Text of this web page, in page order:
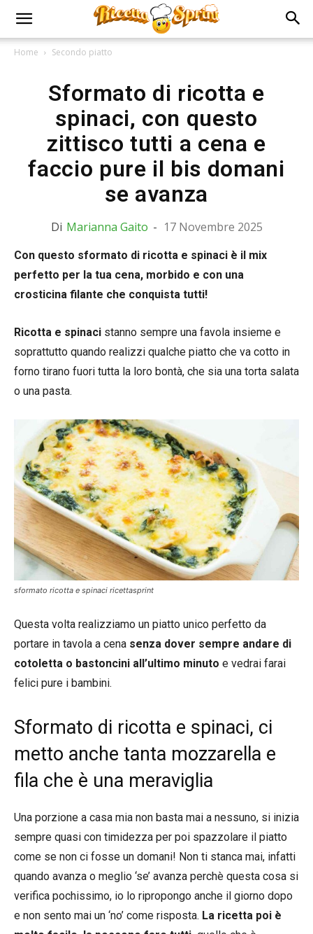
Home Secondo piatto
Sformato di ricotta e
spinaci, con questo
zittisco tutti a cena e
faccio pure il bis domani
se avanza
Di Marianna Gaito - 17 Novembre 2025
Con questo sformato di ricotta e spinaci è il mix
perfetto per la tua cena, morbido e con una
crosticina filante che conquista tutti!
Ricotta e spinaci stanno sempre una favola insieme e
soprattutto quando realizzi qualche piatto che va cotto in
forno tirano fuori tutta la loro bontà, che sia una torta salata
o una pasta.
sformato ricotta e spinaci ricettasprint
Questa volta realizziamo un piatto unico perfetto da
portare in tavola a cena senza dover sempre andare di
cotoletta o bastoncini all’ultimo minuto e vedrai farai
felici pure i bambini.
Sformato di ricotta e spinaci, ci
metto anche tanta mozzarella e
fila che è una meraviglia
Una porzione a casa mia non basta mai a nessuno, si inizia
sempre quasi con timidezza per poi spazzolare il piatto
come se non ci fosse un domani! Non ti stanca mai, infatti
quando avanza o meglio ‘se’ avanza perchè questa cosa si
verifica pochissimo, io lo ripropongo anche il giorno dopo
e non sento mai un ‘no’ come risposta. La ricetta poi è